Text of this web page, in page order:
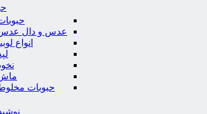
عدس و دال
انواع
حبوبات